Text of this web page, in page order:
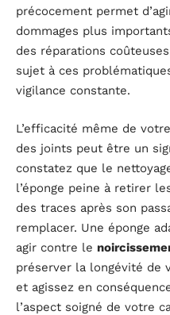
précocement permet
dommages plus
des réparations
sujet à ces
vigilance constante.
L’efficacité même de votre
des joints peut être un
constatez que le
l’éponge peine à retirer
des traces après son
remplacer. Une éponge
agir contre le
préserver la longévité de
et agissez en
l’aspect soigné de votre